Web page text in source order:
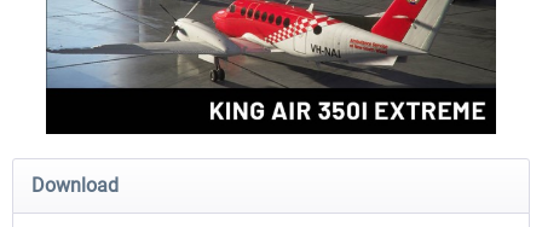
rkApps - FSRealistic Pro MSFS Aerosoft Tool Simple
Download